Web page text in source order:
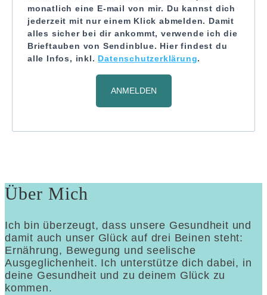
monatlich eine E-mail von mir. Du kannst dich
jederzeit mit nur einem Klick abmelden. Damit
alles sicher bei dir ankommt, verwende ich die
Brieftauben von Sendinblue. Hier findest du
alle Infos, inkl. Datenschutzerklärung.
ANMELDEN
Über Mich
Ich bin überzeugt, dass unsere Gesundheit und
damit auch unser Glück auf drei Beinen steht:
Ernährung, Bewegung und seelische
Ausgeglichenheit. Ich unterstütze dich dabei, in
deine Gesundheit und zu deinem Glück zu
kommen.